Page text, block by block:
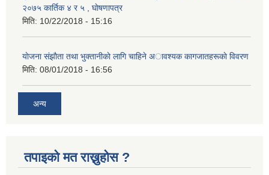
२०७५ कार्तिक ४ र ५ , घाेषणापत्र
मिति: 10/22/2018 - 15:16
याेजना संझाैता तथा भुक्तानीकाे लागि चाहिने अावश्यक कागजातहरूकाे विवरण
मिति: 08/01/2018 - 16:56
अन्य
तपाइको मत राख्नुहोस ?